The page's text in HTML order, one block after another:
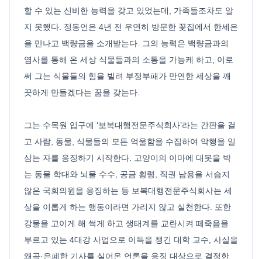
할 수 있는 신비한 능력을 갖고 있었는데, 가족들조차도 알
지 못했다. 정동언은 4년 전 우연히 방문한 꽃집에서 한세은
을 만나고 백량금을 소개받는다. 그의 능력은 백량금과의
염사를 통해 온 세상 식물들과의 소통을 가능케 하고, 이로
써 그는 식물들의 힘을 빌려 부정부패가 만연한 세상을 깨
끗하게 만들겠다는 꿈을 갖는다.
그는 수목원 입구에 ‘보복대행전문주식회사’라는 간판을 걸
고 사람, 동물, 식물들의 모든 억울함을 수집하여 악행을 일
삼는 자를 응징하기 시작한다. 고양이의 이마에 대못을 박
는 동물 학대와 뇌물 수수, 공금 횡령, 직권 남용을 서슴지
않은 국회의원을 응징하는 등 보복대행전문주식회사는 세
상을 이롭게 하는 행동이라면 가리지 않고 실천한다. 또한
강물을 고이게 해 썩게 하고 생태계를 교란시켜 떼죽음을
부르고 있는 4대강 사업으로 이득을 챙긴 대학 교수, 사실을
왜곡·은폐한 기사를 실어온 언론을 응징 대상으로 결정한